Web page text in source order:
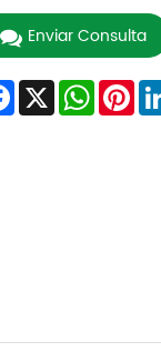
Enviar Consulta
Facebook
X